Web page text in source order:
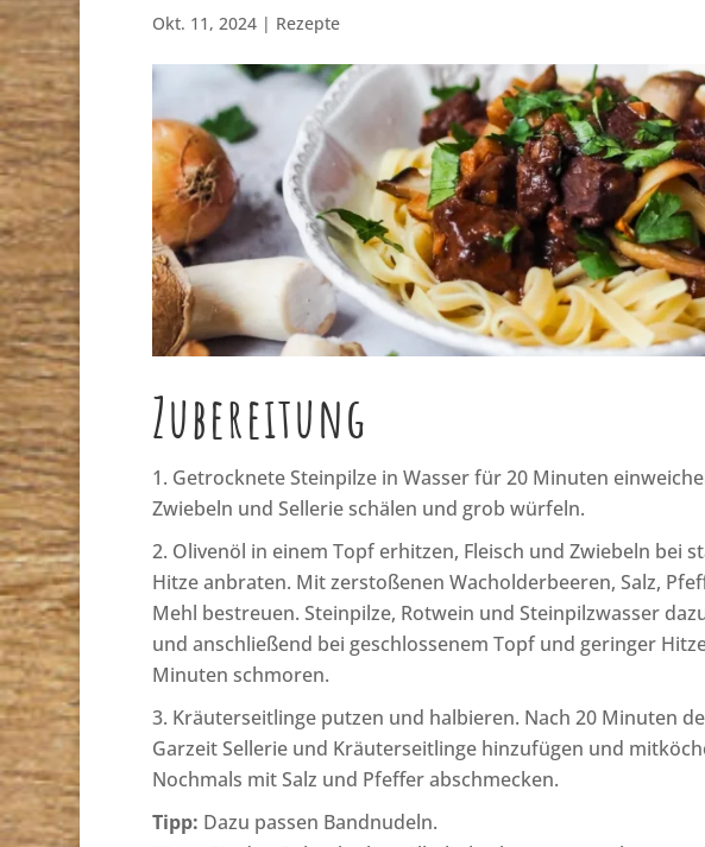
Okt. 11, 2024| Rezepte
Zubereitung
Getrocknete Steinpilze in Wasser für 20 Minuten
Zwiebeln und Sellerie schälen und grob würfeln.
Olivenöl in einem Topf erhitzen, Fleisch und Zwiebeln bei
Hitze anbraten. Mit zerstoßenen Wacholderbeeren, Salz,
Mehl bestreuen. Steinpilze, Rotwein und Steinpilzwasser
und anschließend bei geschlossenem Topf und geringer
Minuten schmoren.
Kräuterseitlinge putzen und halbieren. Nach 20 Minuten
Garzeit Sellerie und Kräuterseitlinge hinzufügen und
Nochmals mit Salz und Pfeffer abschmecken.
Tipp: Dazu passen Bandnudeln.